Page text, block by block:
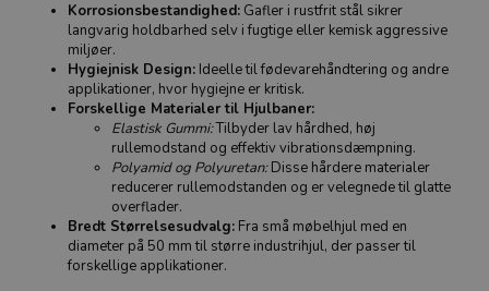
Korrosionsbestandighed: Gafler i rustfrit stål sikrer
langvarig holdbarhed selv i fugtige eller kemisk aggressive
miljøer.
Hygiejnisk Design: Ideelle til fødevarehåndtering og andre
applikationer, hvor hygiejne er kritisk.
Forskellige Materialer til Hjulbaner:
Elastisk Gummi:Tilbyder lav hårdhed, høj
rullemodstand og effektiv vibrationsdæmpning.
Polyamid og Polyuretan:Disse hårdere materialer
reducerer rullemodstanden og er velegnede til glatte
overflader.
Bredt Størrelsesudvalg: Fra små møbelhjul med en
diameter på 50 mm til større industrihjul, der passer til
forskellige applikationer.